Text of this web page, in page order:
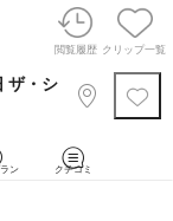
閲覧履歴 クリップ一覧
ザ・シ
ン クチコミ